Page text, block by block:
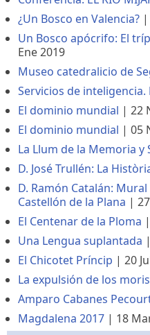
¿Un Bosco en Valencia? |
Un Bosco apócrifo: El
Ene 2019
Museo catedralicio de
Servicios de
El dominio mundial | 22
El dominio mundial | 05
La Llum de la Memoria y
D. José Trullén: La
D. Ramón Catalán: Mural
Castellón de la Plana |
El Centenar de la Ploma |
Una Lengua suplantada |
El Chicotet Príncip | 20
La expulsión de los
Amparo Cabanes
Magdalena 2017 | 18